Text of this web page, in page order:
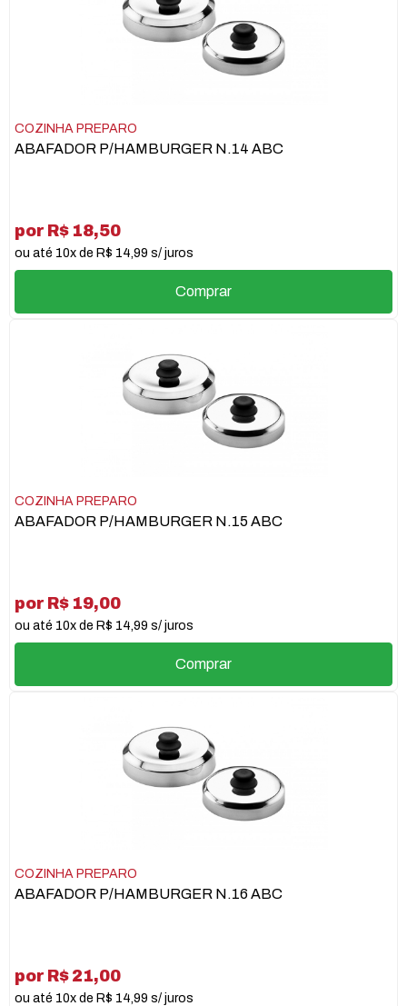
COZINHA PREPARO
ABAFADOR P/HAMBURGER N.14 ABC
por R$ 18,50
ou até 10x de R$ 14,99 s/ juros
Comprar
COZINHA PREPARO
ABAFADOR P/HAMBURGER N.15 ABC
por R$ 19,00
ou até 10x de R$ 14,99 s/ juros
Comprar
COZINHA PREPARO
ABAFADOR P/HAMBURGER N.16 ABC
por R$ 21,00
ou até 10x de R$ 14,99 s/ juros